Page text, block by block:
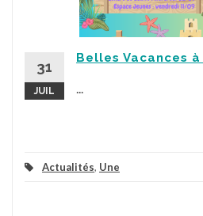
31
JUIL
Belles Vacances à
...
Actualités, Une